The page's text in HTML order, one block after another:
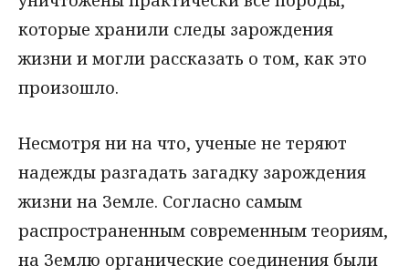
которые хранили следы зарождения
жизни и могли рассказать о том, как это
произошло.
Несмотря ни на что, ученые не теряют
надежды разгадать загадку зарождения
жизни на Земле. Согласно самым
распространенным современным теориям,
на Землю органические соединения были